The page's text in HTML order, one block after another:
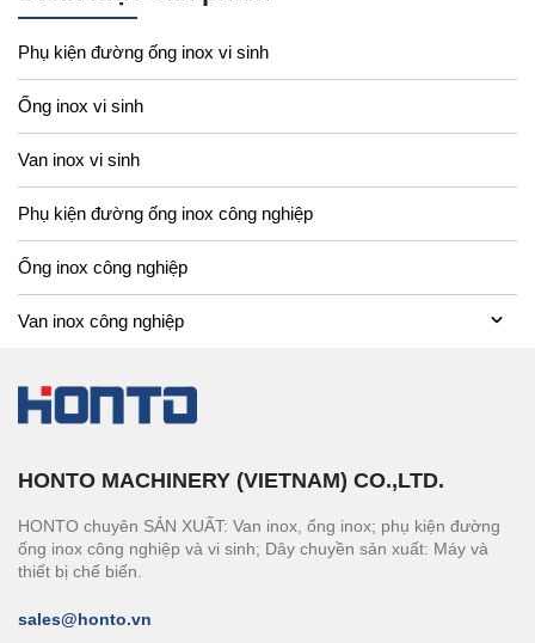
Phụ kiện đường ống inox vi sinh
Ống inox vi sinh
Van inox vi sinh
Phụ kiện đường ống inox công nghiệp
Ống inox công nghiệp
Van inox công nghiệp
HONTO MACHINERY (VIETNAM) CO.,LTD.
HONTO chuyên SẢN XUẤT: Van inox, ống inox; phụ kiện đường
ống inox công nghiệp và vi sinh; Dây chuyền sản xuất: Máy và
thiết bị chế biến.
sales@honto.vn